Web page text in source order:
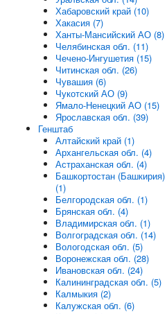
Хабаровский край (10)
Хакасия (7)
Ханты-Мансийский АО (8)
Челябинская обл. (11)
Чечено-Ингушетия (15)
Читинская обл. (26)
Чувашия (6)
Чукотский АО (9)
Ямало-Ненецкий АО (15)
Ярославская обл. (39)
Генштаб
Алтайский край (1)
Архангельская обл. (4)
Астраханская обл. (4)
Башкортостан (Башкирия)
(1)
Белгородская обл. (1)
Брянская обл. (4)
Владимирская обл. (1)
Волгоградская обл. (14)
Вологодская обл. (5)
Воронежская обл. (28)
Ивановская обл. (24)
Калининградская обл. (5)
Калмыкия (2)
Калужская обл. (6)